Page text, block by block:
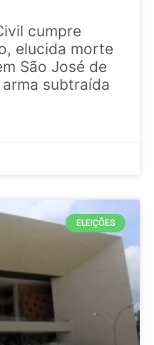
cumpre
elucida morte
São José de
subtraída
ELEIÇÕES